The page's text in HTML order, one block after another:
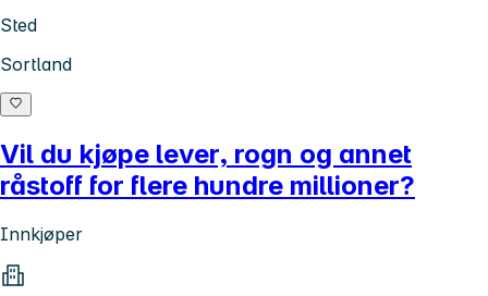
Sted
Sortland
Vil du kjøpe lever, rogn og annet
råstoff for flere hundre millioner?
Innkjøper